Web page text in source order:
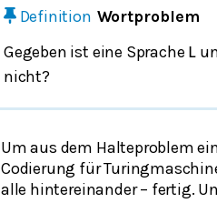
Definition Wortproblem
Gegeben ist eine Sprache L
nicht?
Um aus dem Halteproblem
Codierung für
alle hintereinander – fertig.